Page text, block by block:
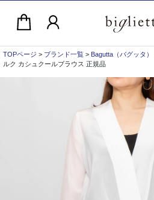
TOPページ > ブランド一覧 > Bagutta（バグッタ）
ルク カシュクールブラウス 正規品